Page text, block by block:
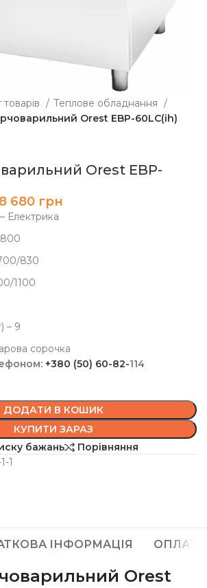
товарів
Теплове обладнання
Orest EBP-60LC(ih)
Orest EBP-
680 грн
Електрика
830
1100
– 9
сорочка
+380 (50) 60-82-114
ДОДАТИ В КОШИК
КУПИТИ ЗАРАЗ
бажань
Порівняння
1
ІНФОРМАЦІЯ ОПЛАТА
Orest